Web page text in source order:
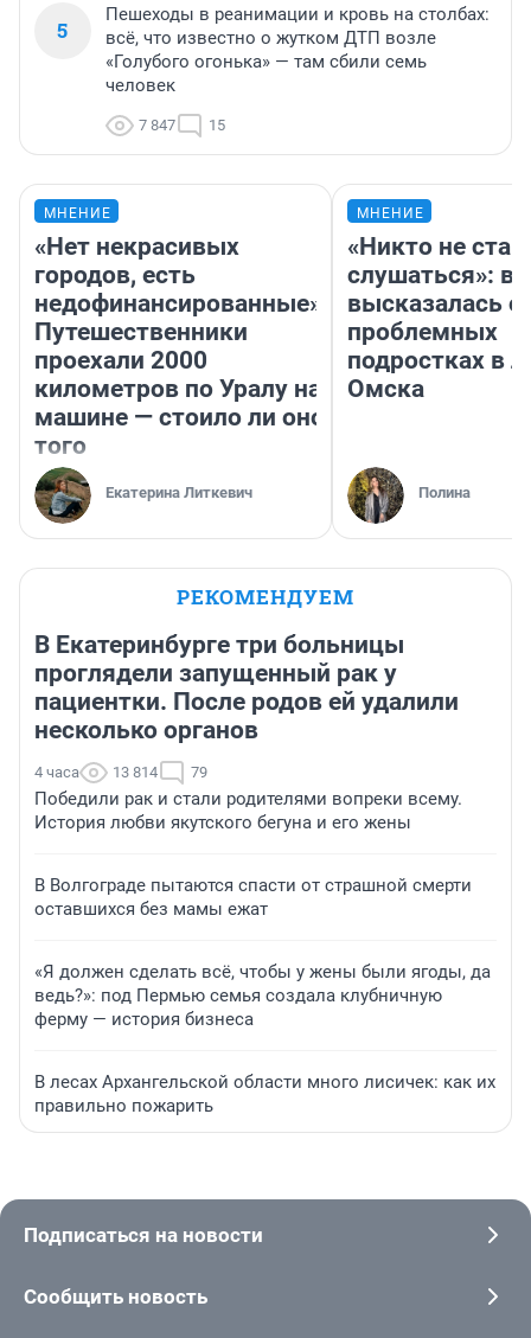
5
Пешеходы в реанимации и кровь на столбах:
всё, что известно о жутком ДТП возле
«Голубого огонька» — там сбили семь
человек
7 847 15
МНЕНИЕ
«Нет некрасивых
городов, есть
недофинансированные».
Путешественники
проехали 2000
километров по Уралу на
машине — стоило ли оно
того
Екатерина Литкевич
МНЕНИЕ
«Никто не
слушаться»:
высказалась о
проблемных
подростках в
Омска
Полина
РЕКОМЕНДУЕМ
В Екатеринбурге три больницы
проглядели запущенный рак у
пациентки. После родов ей удалили
несколько органов
4 часа 13 814 79
Победили рак и стали родителями вопреки всему.
История любви якутского бегуна и его жены
В Волгограде пытаются спасти от страшной смерти
оставшихся без мамы ежат
«Я должен сделать всё, чтобы у жены были ягоды, да
ведь?»: под Пермью семья создала клубничную
ферму — история бизнеса
В лесах Архангельской области много лисичек: как их
правильно пожарить
Подписаться на новости
Сообщить новость